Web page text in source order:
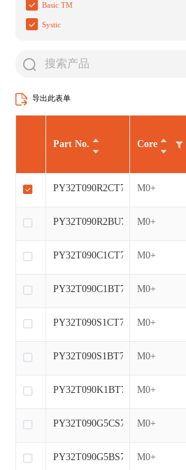
Basic TM
Systic
导出此表单
Core
M0+
M0+
M0+
M0+
M0+
M0+
M0+
M0+
M0+
Part No.
PY32T090R2CT7
PY32T090R2BU7
PY32T090C1CT7
PY32T090C1BT7
PY32T090S1CT7
PY32T090S1BT7
PY32T090K1BT7
PY32T090G5CS7
PY32T090G5BS7